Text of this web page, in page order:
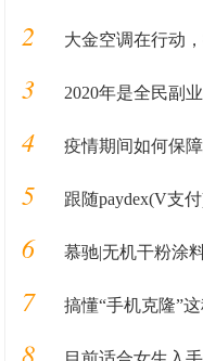
2 大金空调在行动
3 2020年是全民副
4 疫情期间如何保
5 跟随paydex(V支付)，
6 慕驰|无机干粉涂
7 搞懂“手机克隆”这种
8